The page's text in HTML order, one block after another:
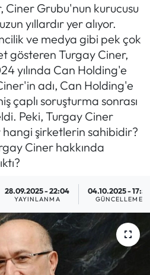
Ciner Grubu'nun kurucusu
yıllardır yer alıyor.
ve medya gibi pek çok
gösteren Turgay Ciner,
yılında Can Holding'e
adı, Can Holding'e
çaplı soruşturma sonrası
Peki, Turgay Ciner
şirketlerin sahibidir?
Ciner hakkında
28.09.2025 - 22:04
YAYINLANMA
04.10.2025 - 17:56
GÜNCELLEME
Haberleri